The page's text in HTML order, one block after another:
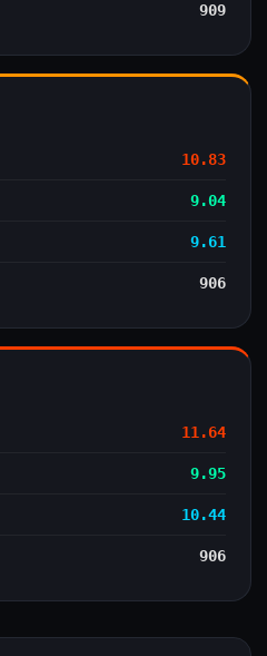
909
10.83
9.04
9.61
906
11.64
9.95
10.44
906